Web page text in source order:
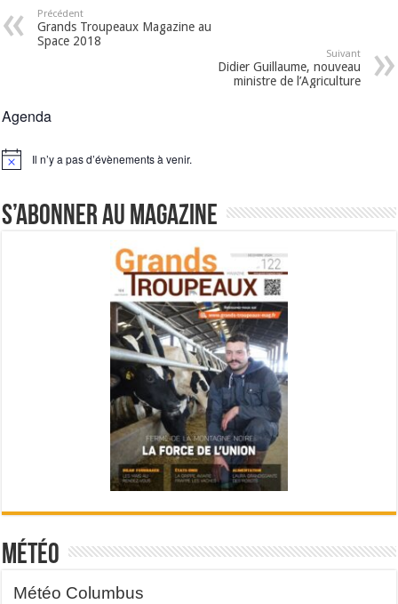
Précédent
Grands Troupeaux Magazine au
Space 2018
Suivant
Didier Guillaume, nouveau
ministre de l’Agriculture
Agenda
Notice Il n’y a pas d’évènements à venir.
S’abonner au magazine
Météo